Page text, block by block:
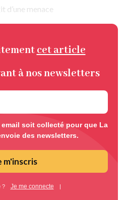
d’une menace
cet article
à nos newsletters
email soit collecté pour que La
des newsletters.
m'inscris
? Je me connecte |